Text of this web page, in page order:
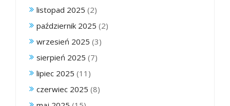
listopad 2025 (2)
październik 2025 (2)
wrzesień 2025 (3)
sierpień 2025 (7)
lipiec 2025 (11)
czerwiec 2025 (8)